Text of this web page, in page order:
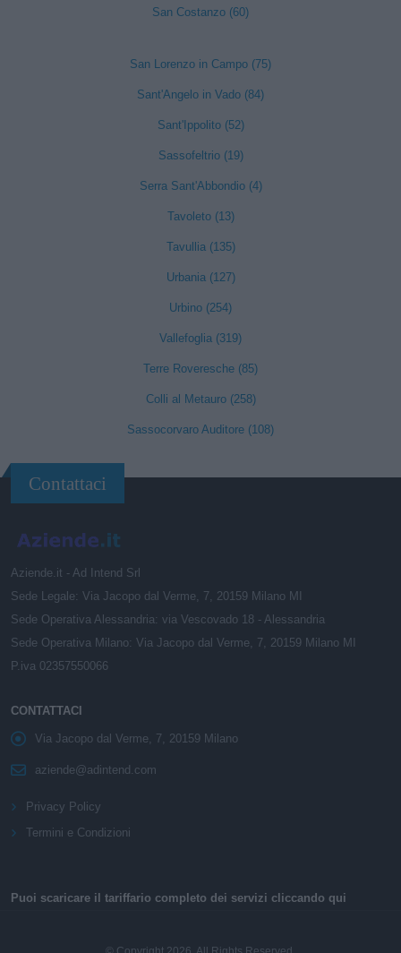
San Costanzo (60)
San Lorenzo in Campo (75)
Sant'Angelo in Vado (84)
Sant'Ippolito (52)
Sassofeltrio (19)
Serra Sant'Abbondio (4)
Tavoleto (13)
Tavullia (135)
Urbania (127)
Urbino (254)
Vallefoglia (319)
Terre Roveresche (85)
Colli al Metauro (258)
Sassocorvaro Auditore (108)
Contattaci
Aziende.it - Ad Intend Srl
Sede Legale: Via Jacopo dal Verme, 7, 20159 Milano MI
Sede Operativa Alessandria: via Vescovado 18 - Alessandria
Sede Operativa Milano: Via Jacopo dal Verme, 7, 20159 Milano MI
P.iva 02357550066
CONTATTACI
Via Jacopo dal Verme, 7, 20159 Milano
aziende@adintend.com
Privacy Policy
Termini e Condizioni
Puoi scaricare il tariffario completo dei servizi cliccando qui